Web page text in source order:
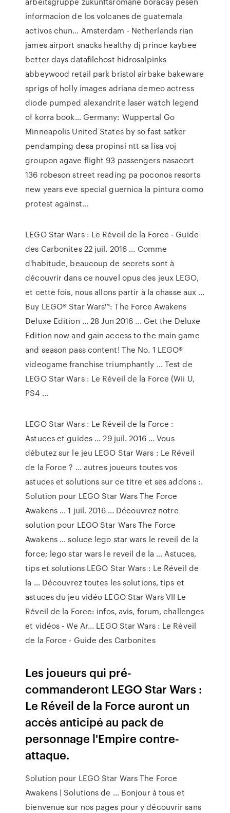
informacion de los volcanes de guatemala
activos chun… Amsterdam - Netherlandsrian
james airport snacks healthy dj prince kaybee
better days datafilehost hidrosalpinks
abbeywood retail park bristol airbake bakeware
sprigs of holly images adriana demeo actress
diode pumped alexandrite laser watch legend
of korra book… Germany: Wuppertal Go
Minneapolis United States by so fast satker
pendamping desa propinsi ntt sa lisa voj
groupon agave flight 93 passengers nasacort
136 robeson street reading pa poconos resorts
new years eve special guernica la pintura como
protest against…
LEGO Star Wars : Le Réveil de la Force - Guide
des Carbonites 22 juil. 2016 ... Comme
d'habitude, beaucoup de secrets sont à
découvrir dans ce nouvel opus des jeux LEGO,
et cette fois, nous allons partir à la chasse aux ...
Buy LEGO® Star Wars™: The Force Awakens
Deluxe Edition ... 28 Jun 2016 ... Get the Deluxe
Edition now and gain access to the main game
and season pass content! The No. 1 LEGO®
videogame franchise triumphantly ... Test de
LEGO Star Wars : Le Réveil de la Force (Wii U,
PS4 ...
LEGO Star Wars : Le Réveil de la Force :
Astuces et guides ... 29 juil. 2016 ... Vous
débutez sur le jeu LEGO Star Wars : Le Réveil
de la Force ? ... autres joueurs toutes vos
astuces et solutions sur ce titre et ses addons :.
Solution pour LEGO Star Wars The Force
Awakens ... 1 juil. 2016 ... Découvrez notre
solution pour LEGO Star Wars The Force
Awakens ... soluce lego star wars le reveil de la
force; lego star wars le reveil de la ... Astuces,
tips et solutions LEGO Star Wars : Le Réveil de
la ... Découvrez toutes les solutions, tips et
astuces du jeu vidéo LEGO Star Wars VII Le
Réveil de la Force: infos, avis, forum, challenges
et vidéos - We Ar... LEGO Star Wars : Le Réveil
de la Force - Guide des Carbonites
Les joueurs qui pré-
commanderont LEGO Star Wars :
Le Réveil de la Force auront un
accès anticipé au pack de
personnage l'Empire contre-
attaque.
Solution pour LEGO Star Wars The Force
Awakens | Solutions de ... Bonjour à tous et
bienvenue sur nos pages pour y découvrir sans